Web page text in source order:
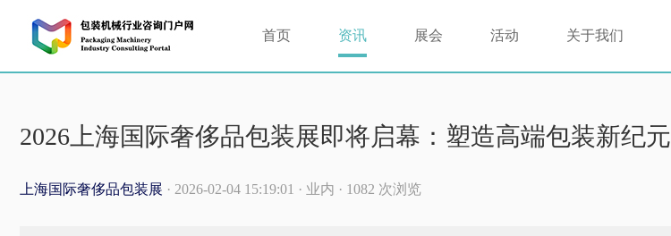
首页 资讯 展会 活动 关于我们
2026上海国际奢侈品包装展即将启幕：塑造高端包装新纪元
上海国际奢侈品包装展 · 2026-02-04 15:19:01 · 业内 · 1082 次浏览